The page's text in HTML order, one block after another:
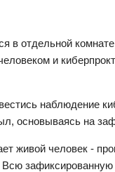
в отдельной
и
наблюдение
основываясь на
живой человек -